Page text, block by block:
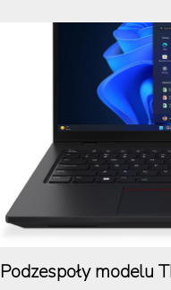
Podzespoły modelu